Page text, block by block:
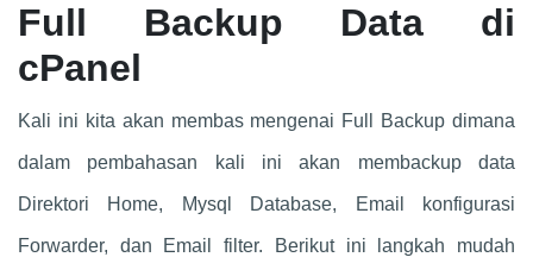
Full Backup Data di
cPanel
Kali ini kita akan membas mengenai Full Backup dimana
dalam pembahasan kali ini akan membackup data
Direktori Home, Mysql Database, Email konfigurasi
Forwarder, dan Email filter. Berikut ini langkah mudah